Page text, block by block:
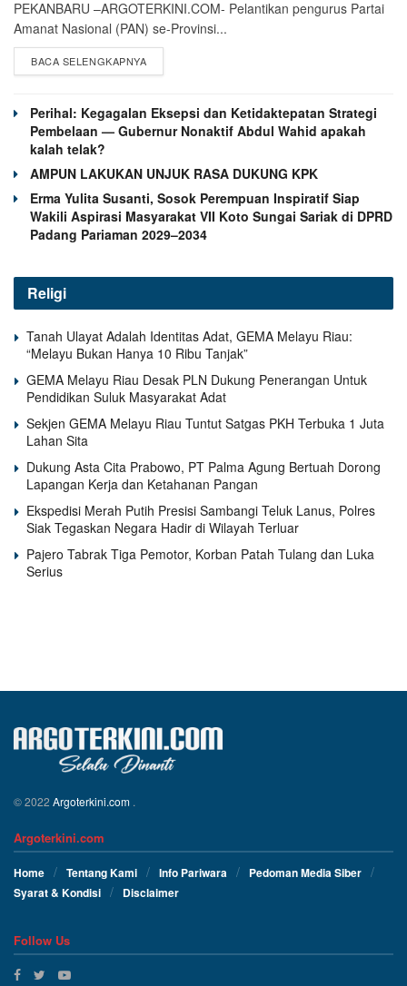
PEKANBARU –ARGOTERKINI.COM- Pelantikan pengurus Partai
Amanat Nasional (PAN) se-Provinsi...
BACA SELENGKAPNYA
Perihal: Kegagalan Eksepsi dan Ketidaktepatan Strategi
Pembelaan — Gubernur Nonaktif Abdul Wahid apakah
kalah telak?
AMPUN LAKUKAN UNJUK RASA DUKUNG KPK
Erma Yulita Susanti, Sosok Perempuan Inspiratif Siap
Wakili Aspirasi Masyarakat VII Koto Sungai Sariak di DPRD
Padang Pariaman 2029–2034
Religi
Tanah Ulayat Adalah Identitas Adat, GEMA Melayu Riau:
“Melayu Bukan Hanya 10 Ribu Tanjak”
GEMA Melayu Riau Desak PLN Dukung Penerangan Untuk
Pendidikan Suluk Masyarakat Adat
Sekjen GEMA Melayu Riau Tuntut Satgas PKH Terbuka 1 Juta
Lahan Sita
Dukung Asta Cita Prabowo, PT Palma Agung Bertuah Dorong
Lapangan Kerja dan Ketahanan Pangan
Ekspedisi Merah Putih Presisi Sambangi Teluk Lanus, Polres
Siak Tegaskan Negara Hadir di Wilayah Terluar
Pajero Tabrak Tiga Pemotor, Korban Patah Tulang dan Luka
Serius
© 2022 Argoterkini.com .
Argoterkini.com
Home Tentang Kami Info Pariwara
Pedoman Media Siber
Syarat & Kondisi
Disclaimer
Follow Us